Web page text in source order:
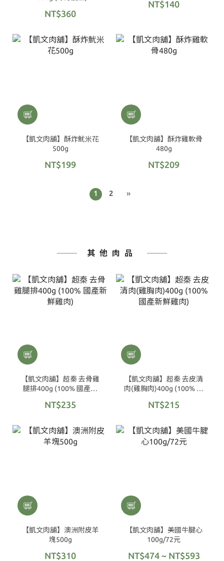
NT$360
NT$140
【凱文肉舖】酥炸魷米花
500g
NT$199
【凱文肉舖】酥炸雞軟骨
480g
NT$209
1 2 »
其他肉品
【凱文肉舖】超秦 去骨雞
腿排400g (100% 國產新
NT$235
【凱文肉舖】超秦 去皮清
肉(雞胸肉)400g (100% 國
NT$215
【凱文肉舖】澳洲附皮羊
塊500g
NT$310
【凱文肉舖】美國牛腱心
100g/72元
NT$474 ~ NT$593